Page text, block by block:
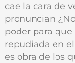
cae la cara de
pronuncian
poder para
repudiada en
es obra de los